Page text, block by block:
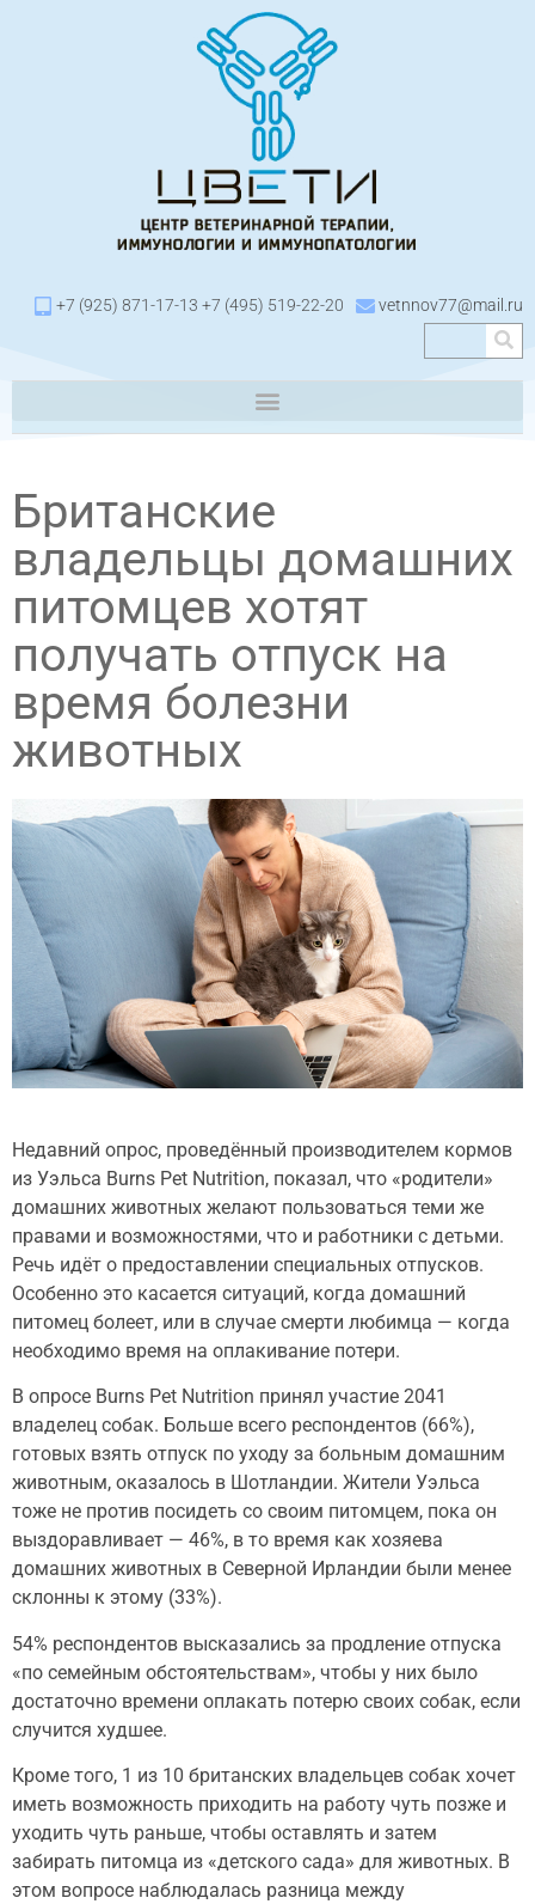
+7 (925) 871-17-13 +7 (495) 519-22-20 vetnnov77@mail.ru
Британские
владельцы домашних
питомцев хотят
получать отпуск на
время болезни
животных
Недавний опрос, проведённый производителем кормов
из Уэльса Burns Pet Nutrition, показал, что «родители»
домашних животных желают пользоваться теми же
правами и возможностями, что и работники с детьми.
Речь идёт о предоставлении специальных отпусков.
Особенно это касается ситуаций, когда домашний
питомец болеет, или в случае смерти любимца — когда
необходимо время на оплакивание потери.
В опросе Burns Pet Nutrition принял участие 2041
владелец собак. Больше всего респондентов (66%),
готовых взять отпуск по уходу за больным домашним
животным, оказалось в Шотландии. Жители Уэльса
тоже не против посидеть со своим питомцем, пока он
выздоравливает — 46%, в то время как хозяева
домашних животных в Северной Ирландии были менее
склонны к этому (33%).
54% респондентов высказались за продление отпуска
«по семейным обстоятельствам», чтобы у них было
достаточно времени оплакать потерю своих собак, если
случится худшее.
Кроме того, 1 из 10 британских владельцев собак хочет
иметь возможность приходить на работу чуть позже и
уходить чуть раньше, чтобы оставлять и затем
забирать питомца из «детского сада» для животных. В
этом вопросе наблюдалась разница между